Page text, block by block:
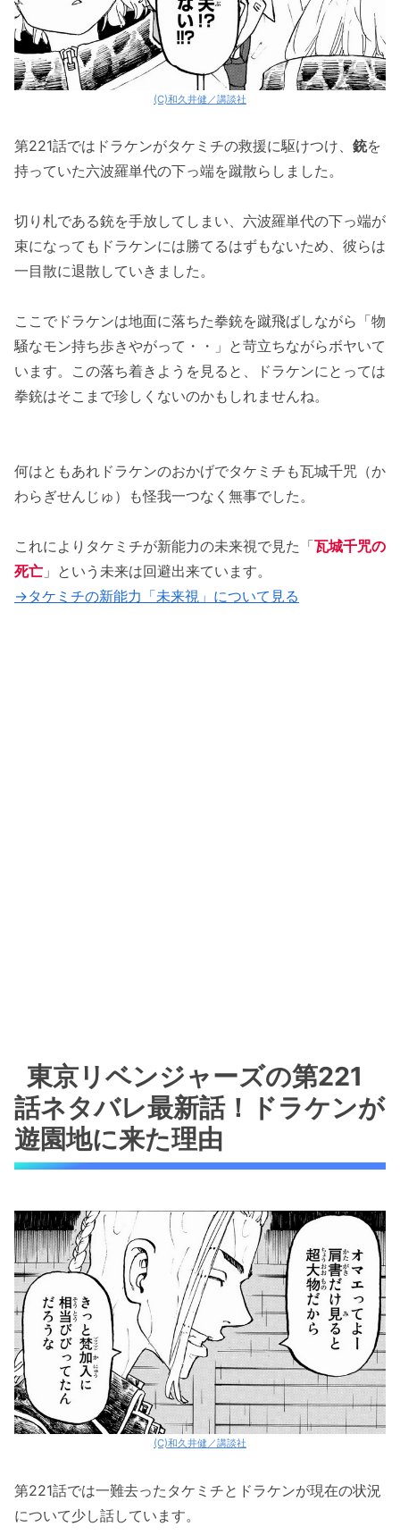
(C)和久井健／講談社
第221話ではドラケンがタケミチの救援に駆けつけ、 銃を
持っていた六波羅単代の下っ端を蹴散らしました。
切り札である銃を手放してしまい、六波羅単代の下っ端が
束になってもドラケンには勝てるはずもないため、彼らは
一目散に退散していきました。
ここでドラケンは地面に落ちた拳銃を蹴飛ばしながら「物
騒なモン持ち歩きやがって・・」と苛立ちながらボヤいて
います。この落ち着きようを見ると、ドラケンにとっては
拳銃はそこまで珍しくないのかもしれませんね。
何はともあれドラケンのおかげでタケミチも瓦城千咒（か
わらぎせんじゅ）も怪我一つなく無事でした。
これによりタケミチが新能力の未来視で見た「瓦城千咒の
死亡 」という未来は回避出来ています。
→タケミチの新能力「未来視」について見る
東京リベンジャーズの第221
話ネタバレ最新話！ドラケンが
遊園地に来た理由
(C)和久井健／講談社
第221話では一難去ったタケミチとドラケンが現在の状況
について少し話しています。